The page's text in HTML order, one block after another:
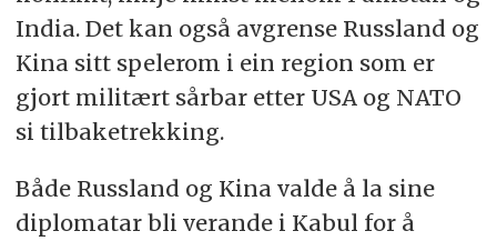
India. Det kan også avgrense Russland og
Kina sitt spelerom i ein region som er
gjort militært sårbar etter USA og NATO
si tilbaketrekking.
Både Russland og Kina valde å la sine
diplomatar bli verande i Kabul for å